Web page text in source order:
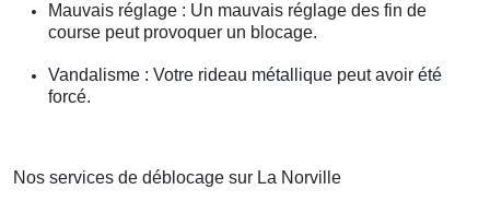
Mauvais réglage : Un mauvais réglage des fin de
course peut provoquer un blocage.
Vandalisme : Votre rideau métallique peut avoir été
forcé.
Nos services de déblocage sur La Norville